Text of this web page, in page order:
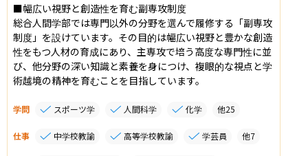
■幅広い視野と創造性を育む副専攻制度
総合人間学部では専門以外の分野を選んで履修する「副専攻
制度」を設けています。その目的は幅広い視野と豊かな創造
性をもつ人材の育成にあり、主専攻で培う高度な専門性に並
び、他分野の深い知識と素養を身につけ、複眼的な視点と学
術越境の精神を育むことを目指しています。
学問 スポーツ学 人間科学 化学 他25
仕事 中学校教諭 高等学校教諭 学芸員 他7